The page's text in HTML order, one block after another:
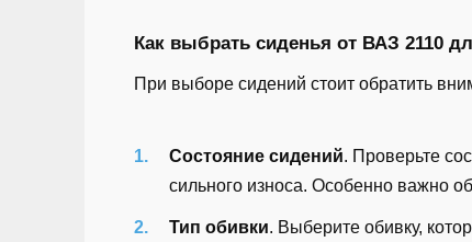
Как выбрать сиденья от ВАЗ 2110
При выборе сидений стоит обратить
Состояние сидений. Проверьте
сильного износа. Особенно важно
Тип обивки. Выберите обивку,